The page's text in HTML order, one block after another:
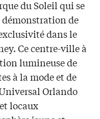
du Soleil qui se
de
dans le
Ce centre-ville à
lumineuse de
à la mode et de
Orlando
locaux